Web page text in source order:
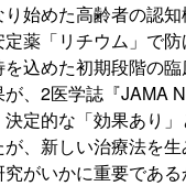
始めた高齢者の認知
薬「リチウム」で
込めた初期段階の
が、2医学誌『JAMA
定的な「効果あり
、新しい治療法を
がいかに重要である